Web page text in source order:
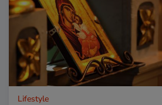
Lifestyle